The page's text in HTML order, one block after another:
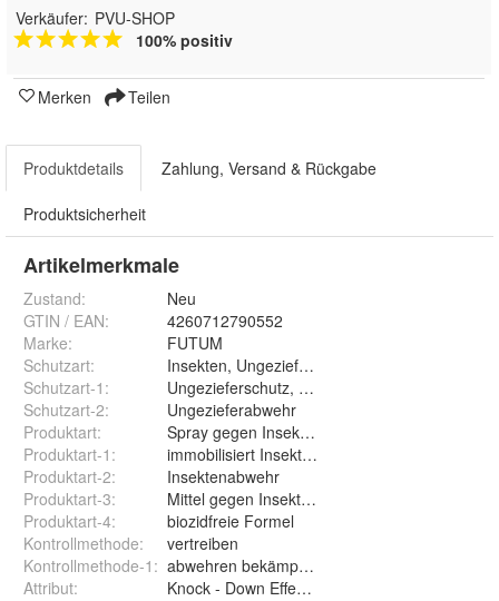
Verkäufer: PVU-SHOP
100% positiv
Merken Teilen
Produktdetails Zahlung, Versand & Rückgabe
Produktsicherheit
Artikelmerkmale
Zustand:
Neu
GTIN / EAN:
4260712790552
Marke:
FUTUM
Schutzart:
Insekten, Ungeziefer, Schadinsekten
Schutzart-1 :
Ungezieferschutz, Insekten Abwehr Spray
Schutzart-2:
Ungezieferabwehr
Produktart:
Spray gegen Insekten , Larven, Eier
Produktart-1 :
immobilisiert Insekten
Produktart-2:
Insektenabwehr
Produktart-3:
Mittel gegen Insekten
Produktart-4:
biozidfreie Formel
Kontrollmethode:
vertreiben
Kontrollmethode-1 : abwehren bekämpfen fernhalten
Attribut: Knock - Down Effekt , Direktwirkung